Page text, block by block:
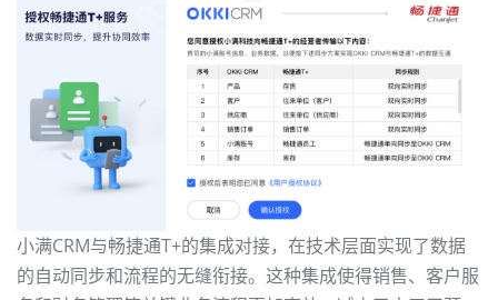
小满CRM与畅捷通T+的集成对接，在技术层面实现了数据
的自动同步和流程的无缝衔接。这种集成使得销售、客户服